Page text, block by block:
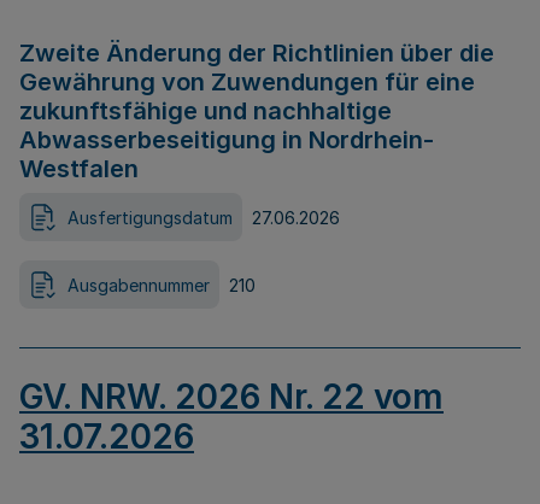
Zweite Änderung der Richtlinien über die
Gewährung von Zuwendungen für eine
zukunftsfähige und nachhaltige
Abwasserbeseitigung in Nordrhein-
Westfalen
Ausfertigungsdatum 27.06.2026
Ausgabennummer 210
GV. NRW. 2026 Nr. 22 vom
31.07.2026